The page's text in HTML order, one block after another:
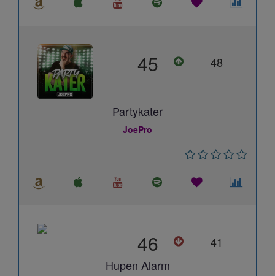
45 48
Partykater
JoePro
46
41
Hupen Alarm